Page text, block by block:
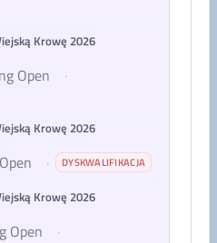
Krowę 2026
Open ·
Krowę 2026
· DYSKWALIFIKACJA
Krowę 2026
Open ·